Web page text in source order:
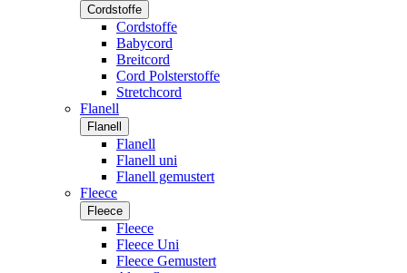
Cordstoffe
Cordstoffe
Babycord
Breitcord
Cord Polsterstoffe
Stretchcord
Flanell
Flanell
Flanell
Flanell uni
Flanell gemustert
Fleece
Fleece
Fleece
Fleece Uni
Fleece Gemustert